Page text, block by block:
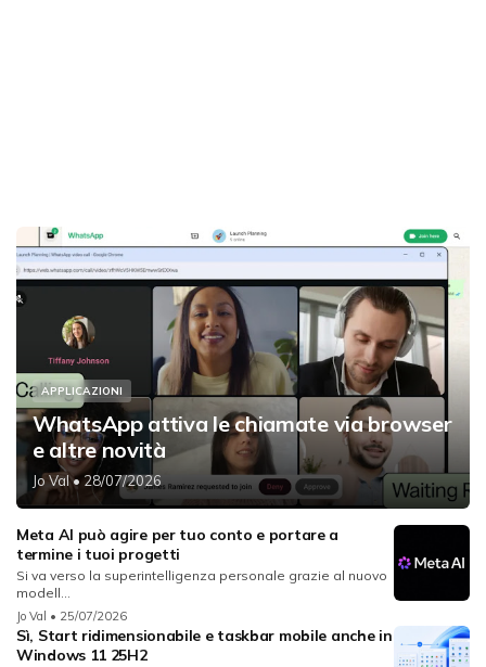
APPLICAZIONI
WhatsApp attiva le chiamate via browser
e altre novità
Jo Val• 28/07/2026
Meta AI può agire per tuo conto e portare a
termine i tuoi progetti
Si va verso la superintelligenza personale grazie al nuovo
modell...
Jo Val • 25/07/2026
Sì, Start ridimensionabile e taskbar mobile anche in
Windows 11 25H2